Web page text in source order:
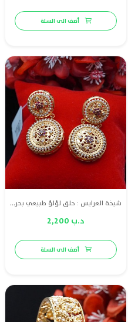
أضف الى السلة
شيخة العرايس : حلق لؤلؤ طبيعي بحريني مع ذهب عيار 21 والماس وياقوت
د.ب 2,200
أضف الى السلة